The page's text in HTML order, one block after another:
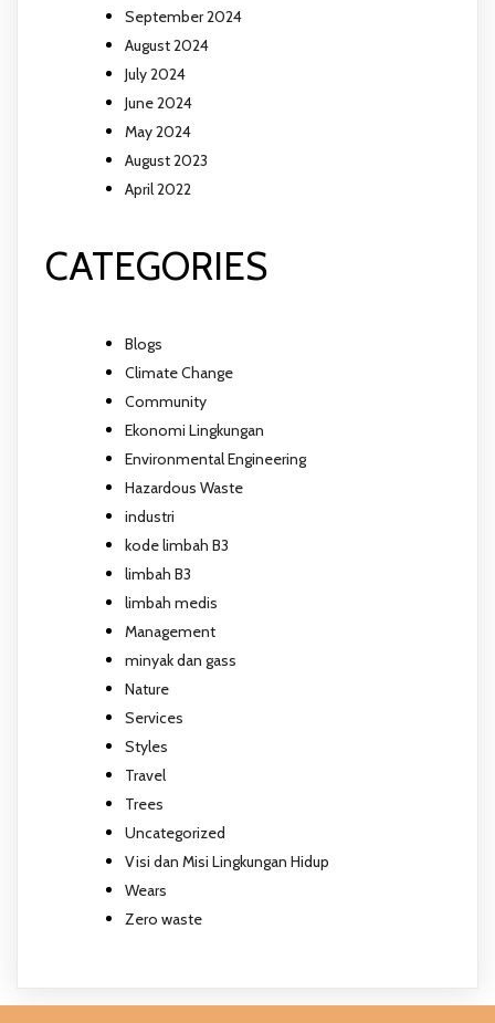
September 2024
August 2024
July 2024
June 2024
May 2024
August 2023
April 2022
CATEGORIES
Blogs
Climate Change
Community
Ekonomi Lingkungan
Environmental Engineering
Hazardous Waste
industri
kode limbah B3
limbah B3
limbah medis
Management
minyak dan gass
Nature
Services
Styles
Travel
Trees
Uncategorized
Visi dan Misi Lingkungan Hidup
Wears
Zero waste